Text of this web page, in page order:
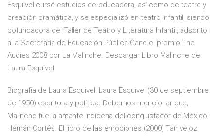
Esquivel cursó estudios de educadora, así como de teatro y
creación dramática, y se especializó en teatro infantil, siendo
cofundadora del Taller de Teatro y Literatura Infantil, adscrito
a la Secretaría de Educación Pública.Ganó el premio The
Audies 2008 por La Malinche. Descargar Libro Malinche de
Laura Esquivel
Biografía de Laura Esquivel: Laura Esquivel (30 de septiembre
de 1950) escritora y política. Debemos mencionar que,
Malinche fue la amante indígena del conquistador de México,
Hernán Cortés. El libro de las emociones (2000) Tan veloz